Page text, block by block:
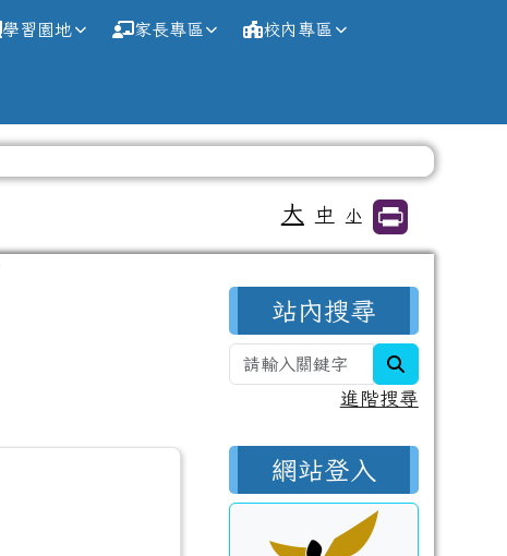
學習園地 家長專區 校內專區
大 中 小
右邊區域內容
站內搜尋
進階搜尋
網站登入